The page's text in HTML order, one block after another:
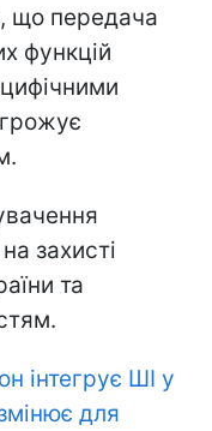
Трампа,
та
боку
відкрито
передача
функцій